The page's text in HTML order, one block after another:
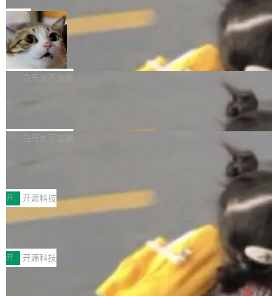
是把这段空隙补上。 回退到任何一次编辑：Delt
aDB 捕获 commit 之间的每一次操作，...
微软同期总资本开支的四成。 与亚马逊、Alpha
bet、微软以及 Meta 等传统科技巨头相比，Spa
ceXAI的资金消耗速度尤为引人瞩目。然而，支
撑庞大支出的资金来源却呈现出截然不同的面
貌。数据显示，微软和 Meta 主要依托充沛的经
一个在终端里运行的编程 agent；Muse Spark
1.2，驱动这个 agent 的新模型。一句话概括：
你可以用 curl -fsSL https://dev.meta.ai/install.
sh | bash 安装一个能在大项目里自动规划、写
代码、验证结果的 AI 终端工具。 据介绍，Muse
个主 agent 循环，外加一组后台 agent。这些后
局
美团开源 LoHoSearch，用知识图谱校
准 AI 能力认知
机器出题的前提，是让机器拥有全局视野。整个
构建流程可以分为四个环节：建图 → 控制难度
白开水不加糖
库，并将作为transport接入Mooncake TENT。
MPComm将作为一种传输引擎接入Mooncake T
ENT，实现零拷贝传输性能提升30%、非零拷贝
传输性能最高提升5倍。UCL-MPComm底层基
于自研UCL-Engine通信引擎，后续腾讯网平将
持续开源更多基于UCL-Engine的高性能通信组
件。 腾讯网平团队在UCL-MPComm中实现了一
个独立于业务线程的全局通信引擎（Engine），
白开水不加糖
型案例入选名单》，深信服“面向企业研发场景的
开源 AI 编程平台 CoStrict 应用”凭借卓越的技术
创新与落地成效成功入选。 全链路私有化部署，
助力企业AI研发安全落地 当前，越来越多企业已
经开始引入 AI Coding 工具，通过调用公有云模
型或企业内部部署模型提升研发效率。但随着 AI
Coding 从个人辅助工具逐步走向团队级、组织
开 开源科技
深信服AI算力网关入选工信部人工智能
前不久，工业和信息化部正式发布《2025年人工
智能应用典型案例名单》，集中展示人工智能在
各领域的应用成果，覆盖技术底座、行业赋能、
产品应用、支撑保障、专题等五大方向。深信服
开 开源科技
Jeff Dean 离开 Google：一个时代的结